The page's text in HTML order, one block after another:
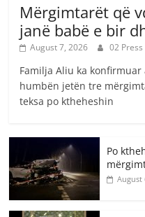
Mërgimtarët që
janë babë e bir
August 7, 2026 02 Press
Familja Aliu ka
humbën jetën tre
teksa po ktheheshin
Po
August